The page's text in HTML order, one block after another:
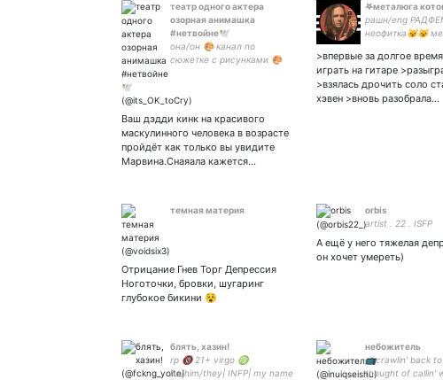
театр одного актера
озорная анимашка
#нетвойне🕊
она/он 🎨 канал по
сюжетке с рисунками 🎨
Ваш дэдди кинк на красивого
маскулинного человека в возрасте
пройдёт как только вы увидите
Марвина.Снаяала кажется…
𖤐металюга
рашн/eng
неофитка😼😼
слушать корн,
чувств всех,
радбас НА
4279 3806 2668
>впервые за долгое
играть на гитаре
>взялась дрочить соло
хэвен >вновь разобрала…
темная материя
Отрицание Гнев Торг Депрессия
Ноготочки, бровки, шугаринг
глубокое бикини 😵
orbis
artist . 22 . ISFP
А ещё у него тяжелая
он хочет умереть)
блять, хазин!
rp 🔞 21+ virgo ♍️
he/him/they| INFP| my name
небожитель
📺crawlin' back
thought of callin'